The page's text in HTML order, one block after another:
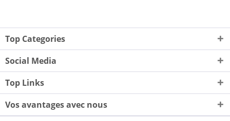
Top Categories
Social Media
Top Links
Vos avantages avec nous